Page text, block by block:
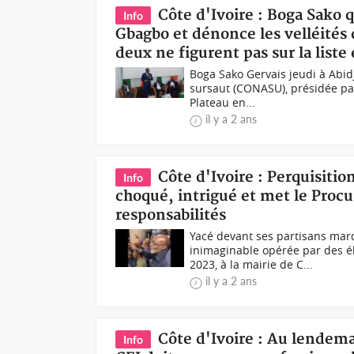
Info
Côte d'Ivoire : Boga
Gbagbo et dénonce les
deux ne figurent pas sur la liste
Boga Sako Gervais jeudi à
sursaut (CONASU), présidée
Plateau en...
il y a 2 ans
Info
Côte d'Ivoire :
choqué, intrigué et met le
responsabilités
Yacé devant ses partisans
inimaginable opérée par des
2023, à la mairie de C...
il y a 2 ans
Info
Côte d'Ivoire : Au